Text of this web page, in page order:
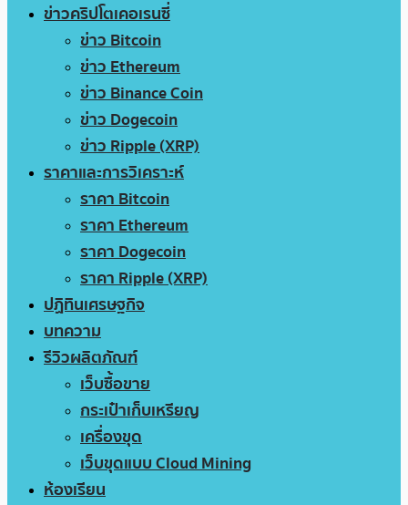
ข่าวคริปโตเคอเรนซี่
ข่าว Bitcoin
ข่าว Ethereum
ข่าว Binance Coin
ข่าว Dogecoin
ข่าว Ripple (XRP)
ราคาและการวิเคราะห์
ราคา Bitcoin
ราคา Ethereum
ราคา Dogecoin
ราคา Ripple (XRP)
ปฏิทินเศรษฐกิจ
บทความ
รีวิวผลิตภัณฑ์
เว็บซื้อขาย
กระเป๋าเก็บเหรียญ
เครื่องขุด
เว็บขุดแบบ Cloud Mining
ห้องเรียน